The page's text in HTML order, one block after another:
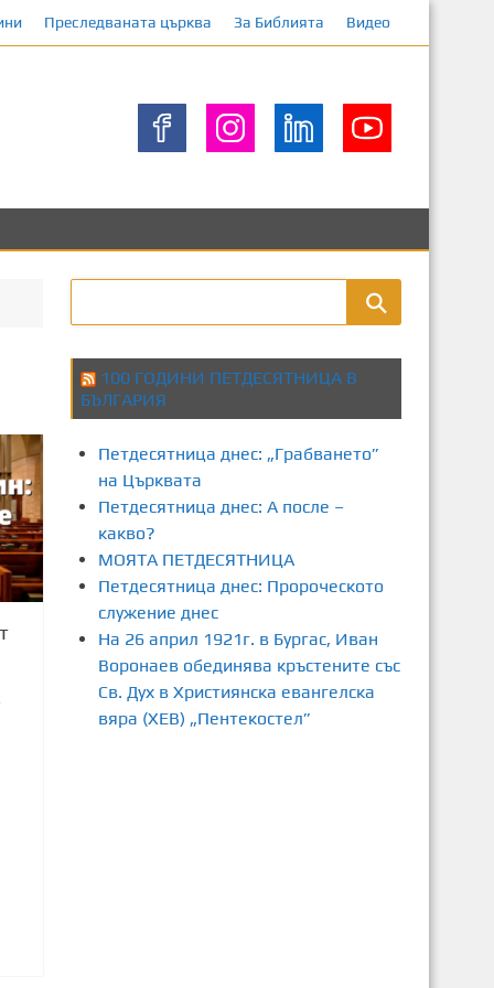
Преследваната църква За Библията Видео
100 ГОДИНИ ПЕТДЕСЯТНИЦА В
БЪЛГАРИЯ
Петдесятница днес: „Грабването”
на Църквата
Петдесятница днес: А после –
какво?
МОЯТА ПЕТДЕСЯТНИЦА
Петдесятница днес: Пророческото
служение днес
На 26 април 1921г. в Бургас, Иван
Воронаев обединява кръстените със
Св. Дух в Християнска евангелска
вяра (ХЕВ) „Пентекостел”